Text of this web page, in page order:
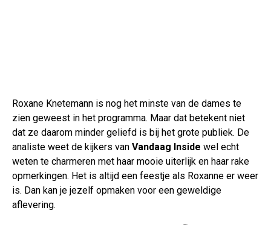
Roxane Knetemann is nog het minste van de dames te
zien geweest in het programma. Maar dat betekent niet
dat ze daarom minder geliefd is bij het grote publiek. De
analiste weet de kijkers van Vandaag Inside wel echt
weten te charmeren met haar mooie uiterlijk en haar rake
opmerkingen. Het is altijd een feestje als Roxanne er weer
is. Dan kan je jezelf opmaken voor een geweldige
aflevering.